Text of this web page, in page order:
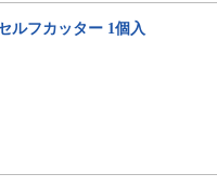
ルフカッター 1個入